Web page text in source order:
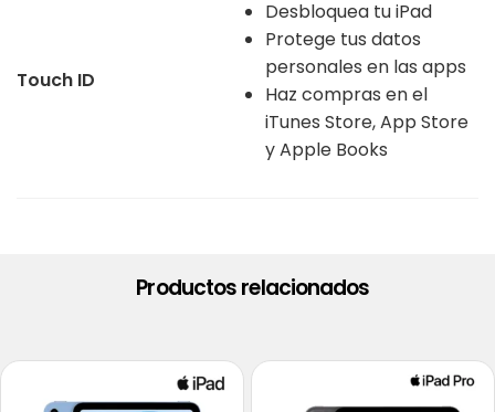
Touch ID
Desbloquea tu iPad
Protege tus datos
personales en las apps
Haz compras en el
iTunes Store, App Store
y Apple Books
Productos relacionados